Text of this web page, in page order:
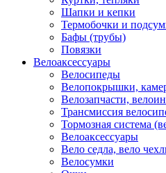
Шапки и кепки
Термобочки и
Бафы (трубы)
Повязки
Велоаксессуары
Велосипеды
Велопокрышки,
Велозапчасти,
Трансмиссия
Тормозная система
Велоаксессуары
Вело седла, вело
Велосумки